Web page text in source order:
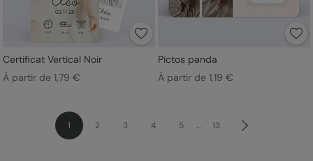
Certificat Vertical Noir
À partir de 1,79 €
Pictos panda
À partir de 1,19 €
1 2 3 4 5 … 13